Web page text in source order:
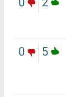
5
0